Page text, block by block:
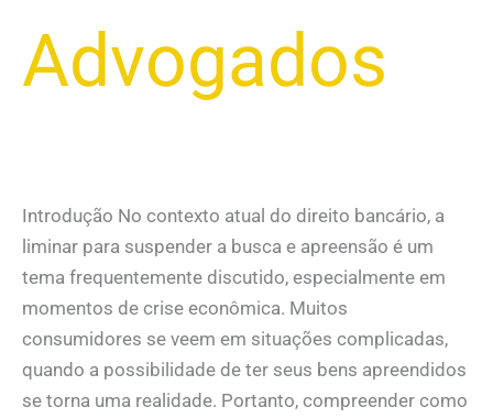
Advogados
Introdução No contexto atual do direito bancário, a
liminar para suspender a busca e apreensão é um
tema frequentemente discutido, especialmente em
momentos de crise econômica. Muitos
consumidores se veem em situações complicadas,
quando a possibilidade de ter seus bens apreendidos
se torna uma realidade. Portanto, compreender como